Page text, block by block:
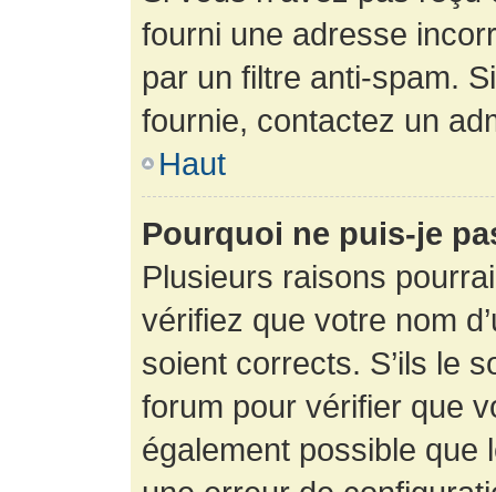
fourni une adresse
par un filtre anti-spam.
fournie, contactez un
Haut
Pourquoi ne puis-je
Plusieurs raisons
vérifiez que votre nom
soient corrects. S’ils le
forum pour vérifier que
également possible que